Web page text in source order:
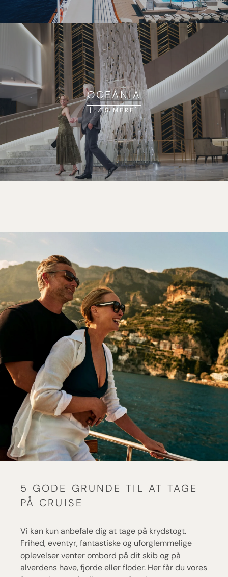
OCEANIA
LÆS MERE
5 GODE GRUNDE TIL AT TAGE
PÅ CRUISE
Vi kan kun anbefale dig at tage på krydstogt.
Frihed, eventyr, fantastiske og uforglemmelige
oplevelser venter ombord på dit skib og på
alverdens have, fjorde eller floder. Her får du vores